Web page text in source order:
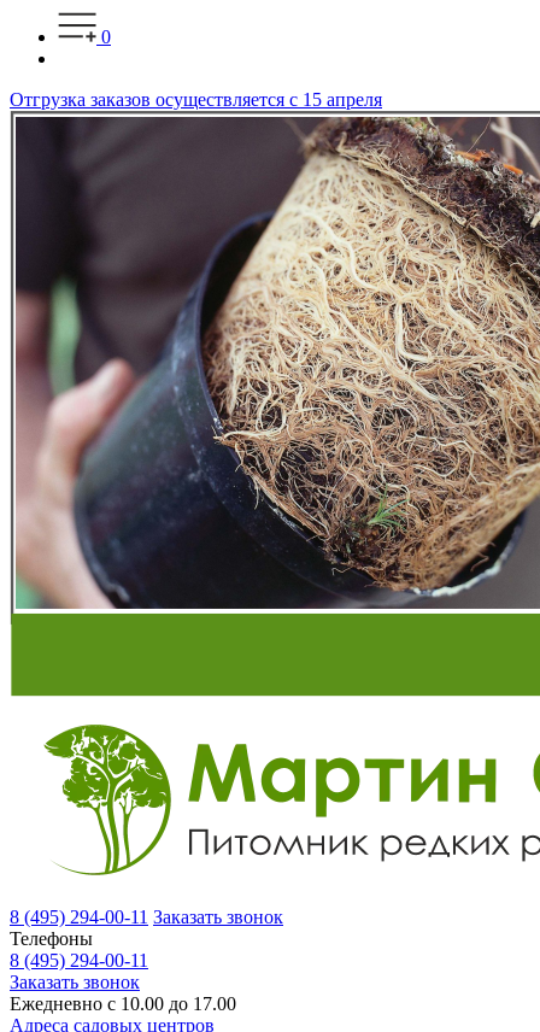
0
Отгрузка заказов осуществляется с 15 апреля
8 (495) 294-00-11 Заказать звонок
Телефоны
8 (495) 294-00-11
Заказать звонок
Ежедневно с 10.00 до 17.00
Адреса садовых центров